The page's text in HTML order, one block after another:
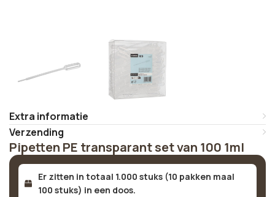
Extra informatie
Verzending
Pipetten PE transparant set van 100 1ml
Er zitten in totaal 1.000 stuks (10 pakken maal
100 stuks) in een doos.